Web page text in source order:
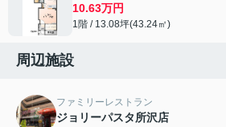
10.63万円
1階 / 13.08坪(43.24㎡)
周辺施設
ファミリーレストラン
ジョリーパスタ所沢店